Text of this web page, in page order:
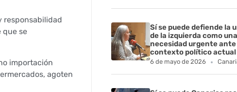
responsabilidad
que se
importación
agoten
Sí se puede defiende la
de la izquierda como una
necesidad urgente ante
contexto político actual
6 de mayo de 2026